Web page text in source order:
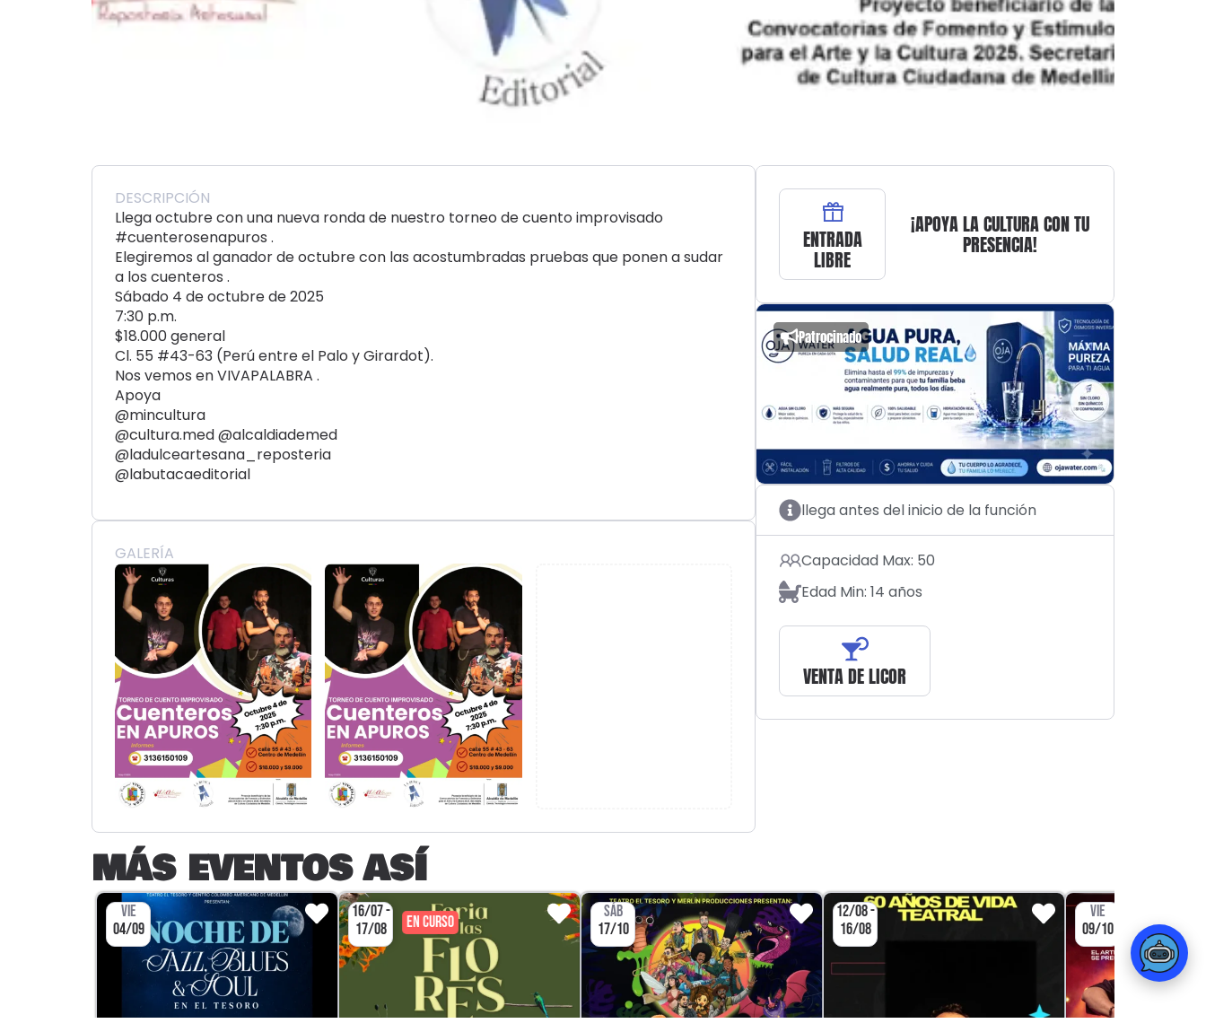
DESCRIPCIÓN
Llega octubre con una nueva ronda de nuestro torneo de cuento improvisado
#cuenterosenapuros .
Elegiremos al ganador de octubre con las acostumbradas pruebas que ponen a sudar
a los cuenteros .
Sábado 4 de octubre de 2025
7:30 p.m.
$18.000 general
Cl. 55 #43-63 (Perú entre el Palo y Girardot).
Nos vemos en VIVAPALABRA .
Apoya
@mincultura
@cultura.med @alcaldiademed
@ladulceartesana_reposteria
@labutacaeditorial
GALERÍA
ENTRADA
LIBRE
¡APOYA LA CULTURA CON TU
PRESENCIA!
Patrocinado
llega antes del inicio de la función
Capacidad Max: 50
Edad Min: 14 años
VENTA DE LICOR
MÁS EVENTOS ASÍ
VIE
04/09
16/07 -
17/08
EN CURSO
SÁB
17/10
12/08 -
16/08
VIE
09/10